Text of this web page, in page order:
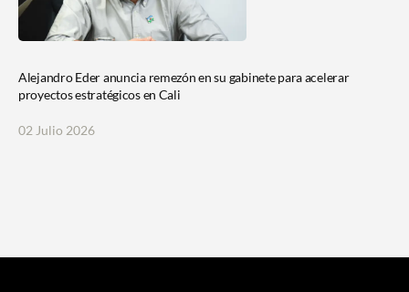
Alejandro Eder anuncia remezón en su gabinete para acelerar
proyectos estratégicos en Cali
02 Julio 2026